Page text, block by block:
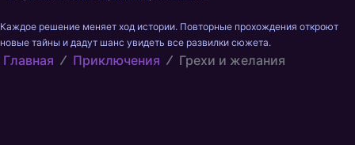
Каждое решение меняет ход истории. Повторные прохождения откроют
новые тайны и дадут шанс увидеть все развилки сюжета.
Главная Приключения Грехи и желания